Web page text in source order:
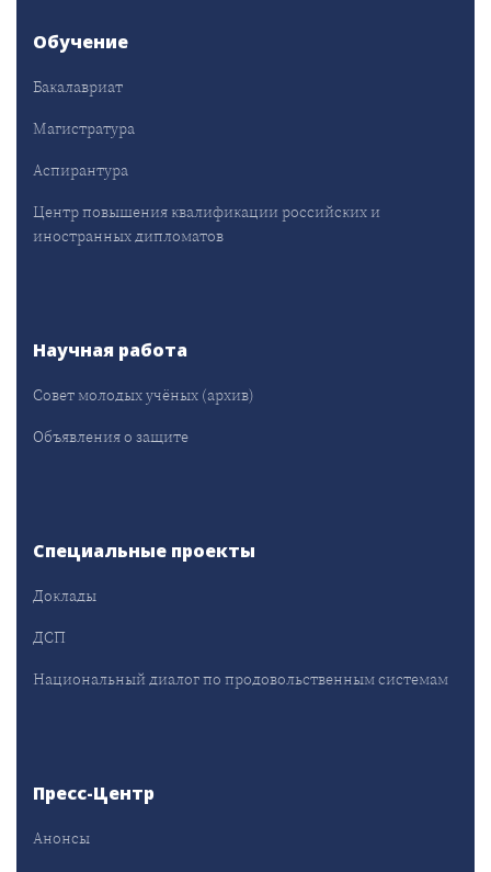
Обучение
Бакалавриат
Магистратура
Аспирантура
Центр повышения квалификации российских и
иностранных дипломатов
Научная работа
Совет молодых учёных (архив)
Объявления о защите
Специальные проекты
Доклады
ДСП
Национальный диалог по продовольственным системам
Пресс-Центр
Анонсы